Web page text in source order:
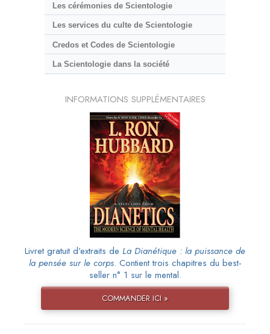
Les cérémonies de Scientologie
Les services du culte de Scientologie
Credos et Codes de Scientologie
La Scientologie dans la société
INFORMATIONS SUPPLÉMENTAIRES
Livret gratuit d’extraits de La Dianétique : la puissance de
la pensée sur le corps. Contient trois chapitres du best-
seller n° 1 sur le mental.
COMMANDER ICI »